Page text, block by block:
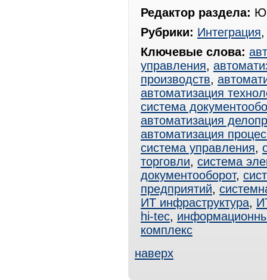
Редактор раздела:
Рубрики: Интеграция
Ключевые слова:
управления,
производств,
автоматизация
система
автоматизация
автоматизация
система управления,
торговли, система
документооборот,
предприятий,
ИТ инфраструктура,
hi-tec,
комплекс
наверх